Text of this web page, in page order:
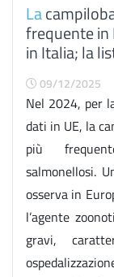
La
frequente in
in Italia; la
09/12/2025
Nel 2024, per
dati in UE, la
più
salmonellosi.
osserva in
l’agente
gravi,